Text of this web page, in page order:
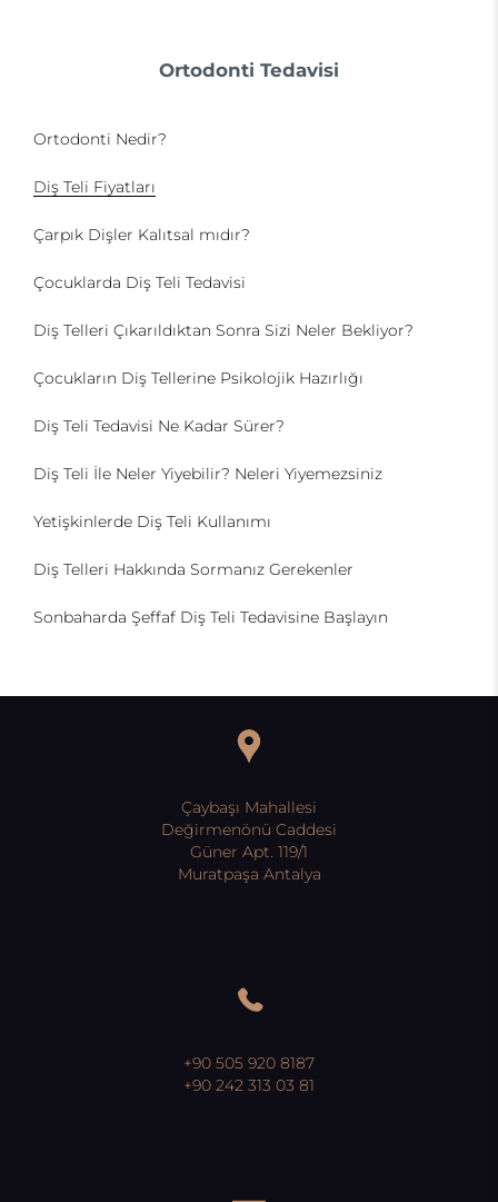
Ortodonti Tedavisi
Ortodonti Nedir?
Diş Teli Fiyatları
Çarpık Dişler Kalıtsal mıdır?
Çocuklarda Diş Teli Tedavisi
Diş Telleri Çıkarıldıktan Sonra Sizi Neler Bekliyor?
Çocukların Diş Tellerine Psikolojik Hazırlığı
Diş Teli Tedavisi Ne Kadar Sürer?
Diş Teli İle Neler Yiyebilir? Neleri Yiyemezsiniz
Yetişkinlerde Diş Teli Kullanımı
Diş Telleri Hakkında Sormanız Gerekenler
Sonbaharda Şeffaf Diş Teli Tedavisine Başlayın
Çaybaşı Mahallesi
Değirmenönü Caddesi
Güner Apt. 119/1
Muratpaşa Antalya
+90 505 920 8187
+90 242 313 03 81